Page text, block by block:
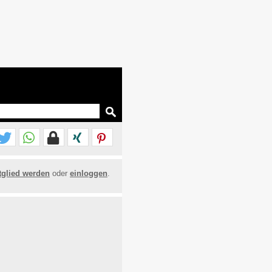
werden oder einloggen.